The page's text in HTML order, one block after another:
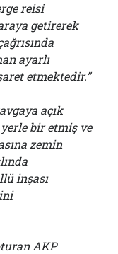
reisi
getirerek
ayarlı
etmektedir.”
açık
bir etmiş ve
zemin
inşası
AKP